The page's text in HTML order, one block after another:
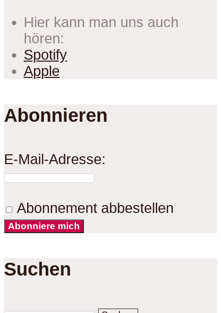
Hier kann man uns auch
hören:
Spotify
Apple
Abonnieren
E-Mail-Adresse:
Abonnement abbestellen
Abonniere mich
Suchen